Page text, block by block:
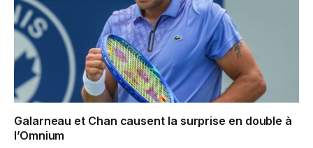
Galarneau et Chan causent la surprise en double à
l’Omnium